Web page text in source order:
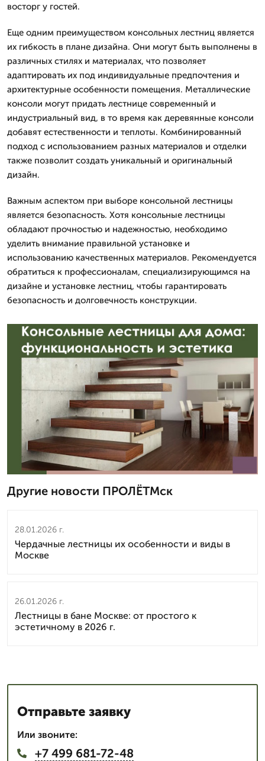
восторг у гостей.
Еще одним преимуществом консольных лестниц является
их гибкость в плане дизайна. Они могут быть выполнены в
различных стилях и материалах, что позволяет
адаптировать их под индивидуальные предпочтения и
архитектурные особенности помещения. Металлические
консоли могут придать лестнице современный и
индустриальный вид, в то время как деревянные консоли
добавят естественности и теплоты. Комбинированный
подход с использованием разных материалов и отделки
также позволит создать уникальный и оригинальный
дизайн.
Важным аспектом при выборе консольной лестницы
является безопасность. Хотя консольные лестницы
обладают прочностью и надежностью, необходимо
уделить внимание правильной установке и
использованию качественных материалов. Рекомендуется
обратиться к профессионалам, специализирующимся на
дизайне и установке лестниц, чтобы гарантировать
безопасность и долговечность конструкции.
Другие новости ПРОЛЁТМск
28.01.2026 г.
Чердачные лестницы их особенности и виды в
Москве
26.01.2026 г.
Лестницы в бане Москве: от простого к
эстетичному в 2026 г.
Отправьте заявку
Или звоните:
+7 499 681-72-48